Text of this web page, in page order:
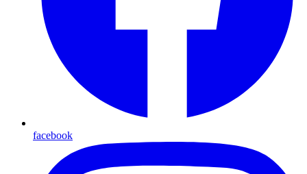
facebook